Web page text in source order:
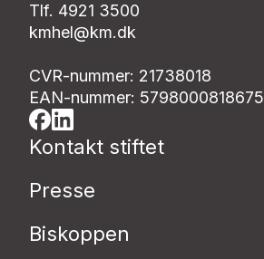
Tlf. 4921 3500
kmhel@km.dk
CVR-nummer: 21738018
EAN-nummer: 5798000818675
Kontakt stiftet
Presse
Biskoppen